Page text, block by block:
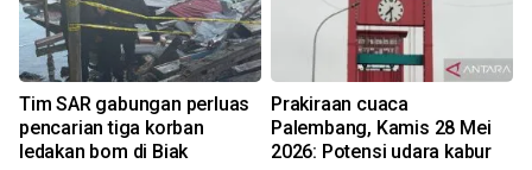
Tim SAR gabungan perluas
pencarian tiga korban
ledakan bom di Biak
Prakiraan cuaca
Palembang, Kamis 28 Mei
2026: Potensi udara kabur